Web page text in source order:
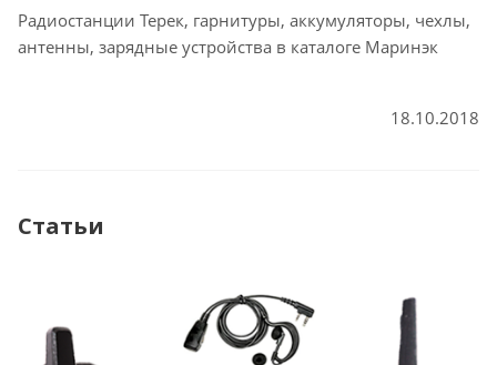
Радиостанции Терек, гарнитуры, аккумуляторы, чехлы,
антенны, зарядные устройства в каталоге Маринэк
18.10.2018
Статьи